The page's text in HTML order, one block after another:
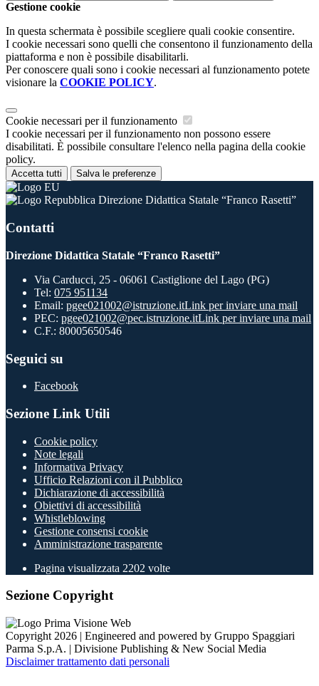
Gestione cookie
In questa schermata è possibile scegliere quali cookie consentire.
I cookie necessari sono quelli che consentono il funzionamento della
piattaforma e non è possibile disabilitarli.
Per conoscere quali sono i cookie necessari al funzionamento potete
visionare la COOKIE POLICY.
Cookie necessari per il funzionamento
I cookie necessari per il funzionamento non possono essere
disabilitati. È possibile consultare l'elenco nella pagina della cookie
policy.
Accetta tutti Salva le preferenze
Direzione Didattica Statale “Franco Rasetti”
Contatti
Direzione Didattica Statale “Franco Rasetti”
Via Carducci, 25 - 06061 Castiglione del Lago (PG)
Tel: 075 951134
Email: pgee021002@istruzione.itLink per inviare una mail
PEC: pgee021002@pec.istruzione.itLink per inviare una mail
C.F.: 80005650546
Seguici su
Facebook
Sezione Link Utili
Cookie policy
Note legali
Informativa Privacy
Ufficio Relazioni con il Pubblico
Dichiarazione di accessibilità
Obiettivi di accessibilità
Whistleblowing
Gestione consensi cookie
Amministrazione trasparente
Pagina visualizzata 2202 volte
Sezione Copyright
Copyright 2026 | Engineered and powered by Gruppo Spaggiari
Parma S.p.A. | Divisione Publishing & New Social Media
Disclaimer trattamento dati personali